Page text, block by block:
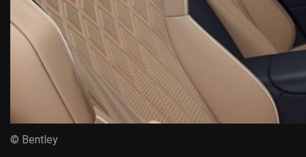
© Bentley